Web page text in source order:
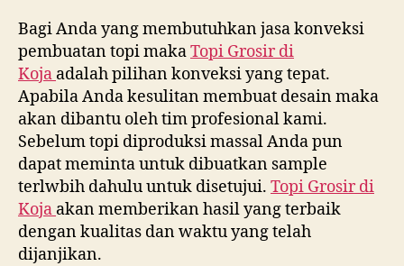
Bagi Anda yang membutuhkan jasa konveksi
pembuatan topi makaTopi Grosir di
Koja adalah pilihan konveksi yang tepat.
Apabila Anda kesulitan membuat desain maka
akan dibantu oleh tim profesional kami.
Sebelum topi diproduksi massal Anda pun
dapat meminta untuk dibuatkan sample
terlwbih dahulu untuk disetujui. Topi Grosir di
Koja akan memberikan hasil yang terbaik
dengan kualitas dan waktu yang telah
dijanjikan.